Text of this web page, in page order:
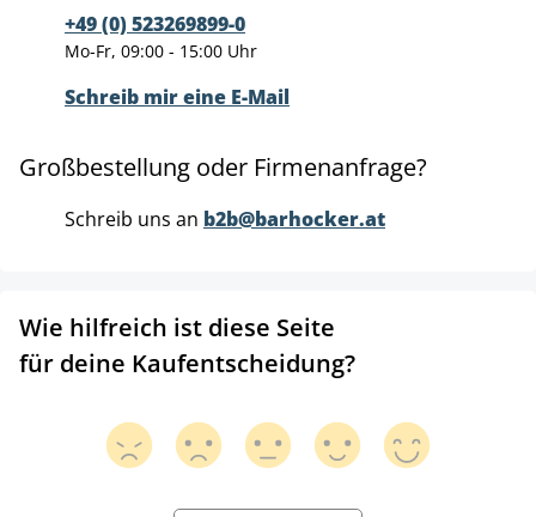
+49 (0) 523269899-0
Mo-Fr, 09:00 - 15:00 Uhr
Schreib mir eine E-Mail
Großbestellung oder Firmenanfrage?
Schreib uns an b2b@barhocker.at
Wie hilfreich ist diese Seite
für deine Kaufentscheidung?